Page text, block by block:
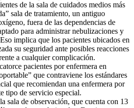
de la sala de cuidados medios más
sala de tratamiento, un antiguo
fuera de las dependencias de
para administrar nebulizaciones y
implica que los pacientes ubicados en
su seguridad ante posibles reacciones
a cualquier complicación.
pacientes por enfermera en
que contraviene los estándares
que recomiendan una enfermera por
tipo de servicio especial.
sala de observación, que cuenta con 13